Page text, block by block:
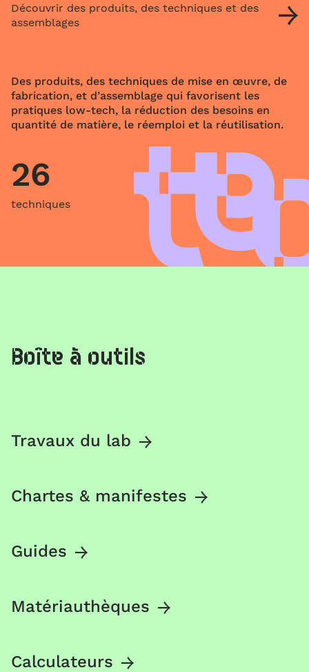
Découvrir des produits, des techniques et des
assemblages
Des produits, des techniques de mise en œuvre, de
fabrication, et d’assemblage qui favorisent les
pratiques low-tech, la réduction des besoins en
quantité de matière, le réemploi et la réutilisation.
26
techniques
Boîte à outils
Travaux du lab
Chartes & manifestes
Guides
Matériauthèques
Calculateurs